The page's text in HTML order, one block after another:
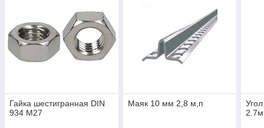
Гайка шестигранная DIN
934 М27
Маяк 10 мм 2,8 м,п